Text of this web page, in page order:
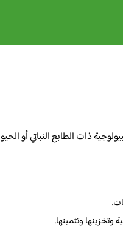
ذات الطابع النباتي أو
وتثمينها.